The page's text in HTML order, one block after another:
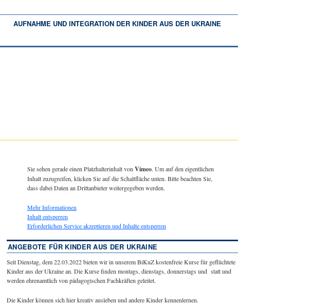
AUFNAHME UND INTEGRATION DER KINDER AUS DER UKRAINE
Sie sehen gerade einen Platzhalterinhalt von Vimeo. Um auf den eigentlichen
Inhalt zuzugreifen, klicken Sie auf die Schaltfläche unten. Bitte beachten Sie,
dass dabei Daten an Drittanbieter weitergegeben werden.
Mehr Informationen
Inhalt entsperren
Erforderlichen Service akzeptieren und Inhalte entsperren
ANGEBOTE FÜR KINDER AUS DER UKRAINE
Seit Dienstag, dem 22.03.2022 bieten wir in unserem BiKuZ kostenfreie Kurse für geflüchtete
Kinder aus der Ukraine an. Die Kurse finden montags, dienstags, donnerstags und statt und
werden ehrenamtlich von pädagogischen Fachkräften geleitet.
Die Kinder können sich hier kreativ ausleben und andere Kinder kennenlernen.